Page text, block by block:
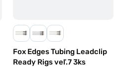
Fox Edges Tubing Leadclip
Ready Rigs veľ.7 3ks